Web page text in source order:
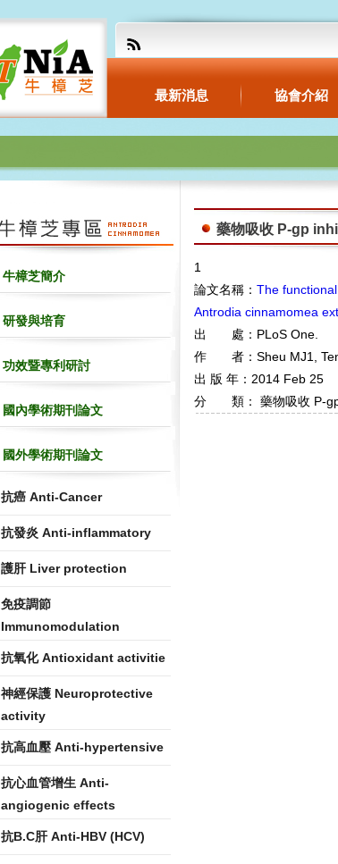
最新消息 協會介紹
牛樟芝簡介
研發與培育
功效暨專利研討
國內學術期刊論文
國外學術期刊論文
抗癌 Anti-Cancer
抗發炎 Anti-inflammatory
護肝 Liver protection
免疫調節
Immunomodulation
抗氧化 Antioxidant activitie
神經保護 Neuroprotective
activity
抗高血壓 Anti-hypertensive
抗心血管增生 Anti-
angiogenic effects
抗B.C肝 Anti-HBV (HCV)
藥物吸收 P-gp
1
論文名稱： The functional
Antrodia cinnamomea
出 處： PLoS One.
作 者：Sheu MJ1 ,
出 版 年： 2014 Feb 25
分 類： 藥物吸收 P-gp